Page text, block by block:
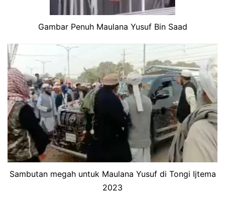
Gambar Penuh Maulana Yusuf Bin Saad
Sambutan megah untuk Maulana Yusuf di Tongi Ijtema
2023